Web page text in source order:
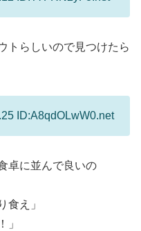
トらしいので見つけたら
ID:A8qdOLwW0.net
卓に並んで良いの
食え」
」